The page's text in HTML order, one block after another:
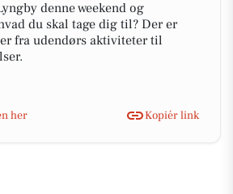
denne weekend og
du skal tage dig til? Der er
fra udendørs aktiviteter til
her
Kopiér link